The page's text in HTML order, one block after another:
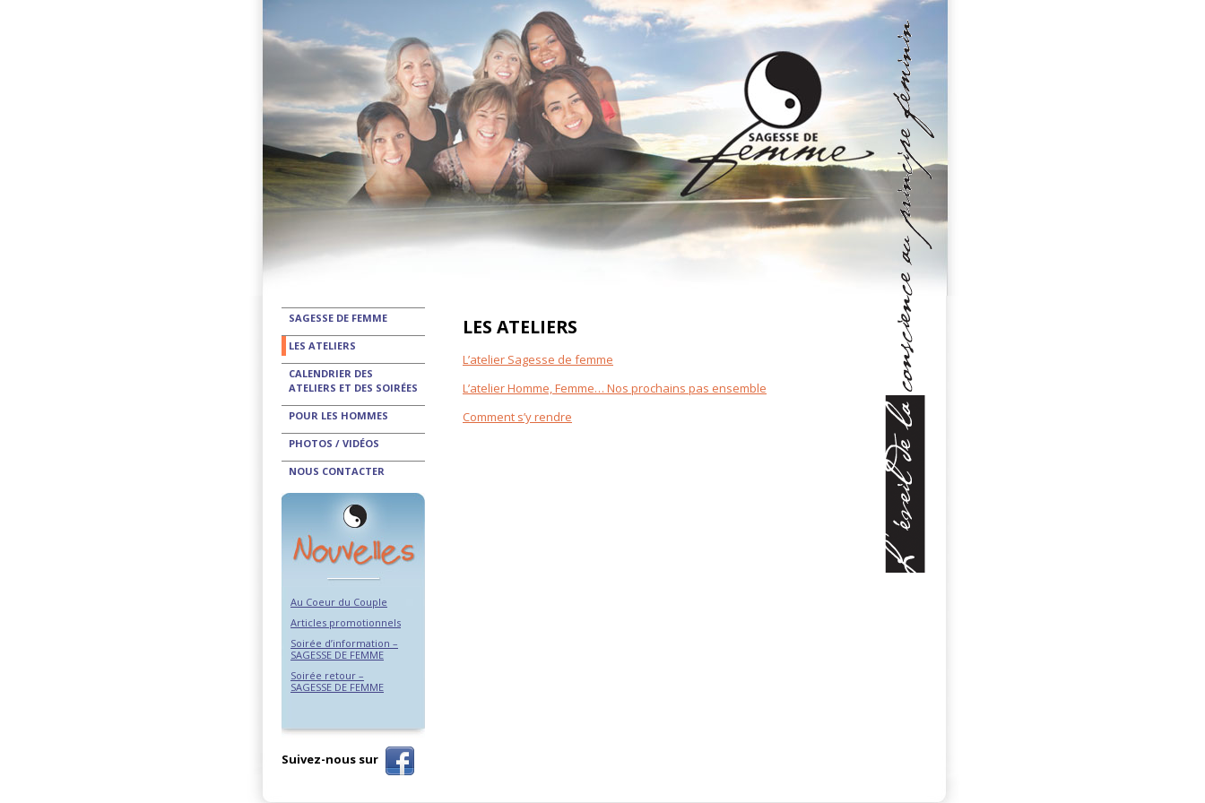
SAGESSE DE FEMME
LES ATELIERS
CALENDRIER DES
ATELIERS ET DES SOIRÉES
POUR LES HOMMES
PHOTOS / VIDÉOS
NOUS CONTACTER
Au Coeur du Couple
Articles promotionnels
Soirée d’information –
SAGESSE DE FEMME
Soirée retour –
SAGESSE DE FEMME
Suivez-nous sur
LES ATELIERS
L’atelier Sagesse de femme
L’atelier Homme, Femme… Nos prochains pas ensemble
Comment s’y rendre